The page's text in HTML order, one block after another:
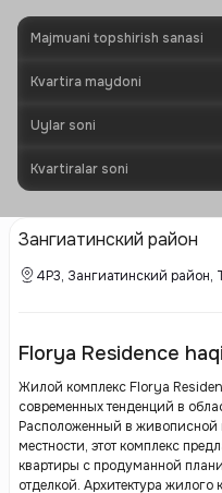
Majmuani topshirish sanasi
Kvartira maydoni
Uylar soni
Kvartiralar soni
Зангиатинский район
4Р3, Зангиатинский район,
Florya Residence
Жилой комплекс Florya
современных тенденций в
Расположенный в
местности, этот комплекс
квартиры с продуманной
отделкой. Архитектура жилого